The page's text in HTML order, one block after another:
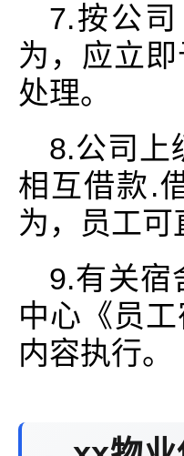
7.按公
为，应立
处理。
8.公司上
相互借款.
为，员工
9.有关宿
中心《员
内容执行。